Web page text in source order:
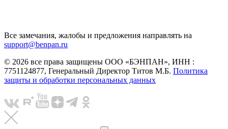
Все замечания, жалобы и предложения направлять на
support@benpan.ru
© 2026 все права защищены ООО «БЭНПАН», ИНН :
7751124877, Генеральный Директор Титов М.Б. Политика
защиты и обработки персональных данных